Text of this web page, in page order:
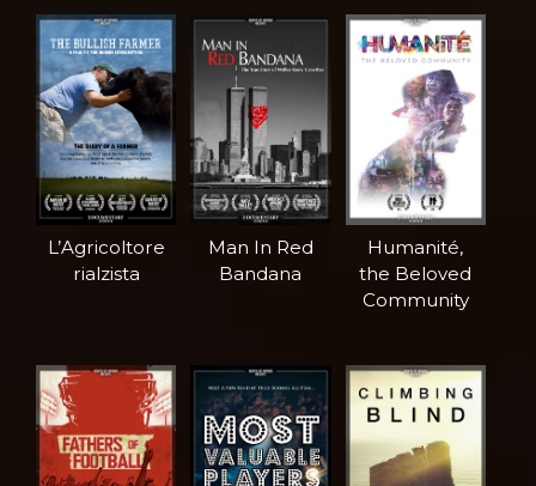
L’Agricoltore
rialzista
Man In Red
Bandana
Humanité,
the Beloved
Community